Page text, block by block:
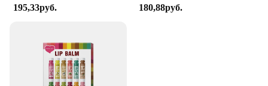
195,33руб. 180,88руб.